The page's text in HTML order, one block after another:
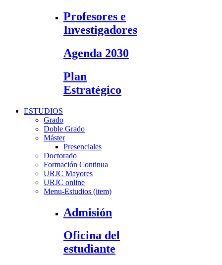
Profesores e
Investigadores
Agenda 2030
Plan
Estratégico
ESTUDIOS
Grado
Doble Grado
Máster
Presenciales
Doctorado
Formación Continua
URJC Mayores
URJC online
Menu-Estudios (item)
Admisión
Oficina del
estudiante